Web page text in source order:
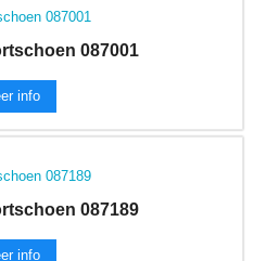
087001
info
087189
info